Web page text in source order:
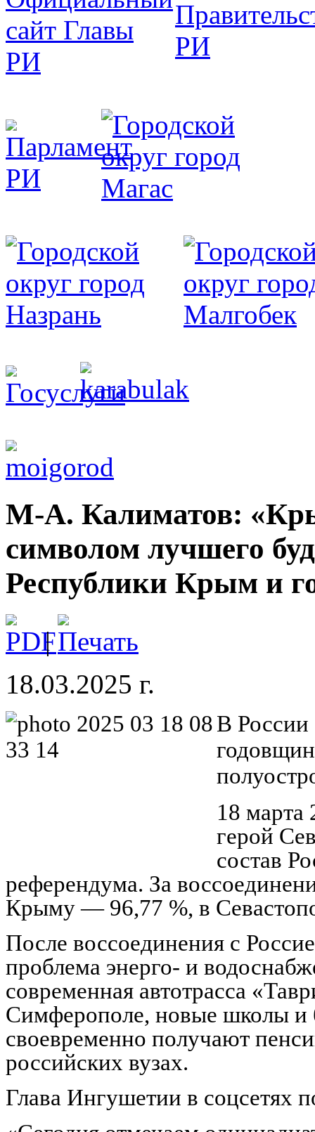
М-А. Калиматов:
символом лучшего
Республики Крым и
|
18.03.2025 г.
В России
18 марта
герой
состав
референдума. За
Крыму — 96,77 %, в
После воссоединения с
проблема энерго- и
современная автотрасса
Симферополе, новые школы
своевременно получают
российских вузах.
Глава Ингушетии в соцсетях